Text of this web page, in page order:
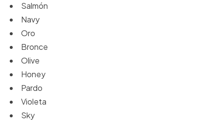
Salmón
Navy
Oro
Bronce
Olive
Honey
Pardo
Violeta
Sky